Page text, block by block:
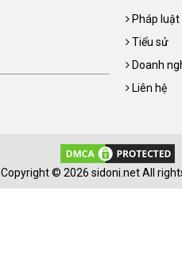
Pháp luật
Tiểu sử
Doanh
Liên hệ
Copyright © 2026 sidoni.net All